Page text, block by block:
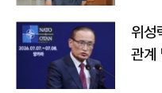
위성
관계